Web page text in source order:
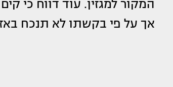
המקור למגזין. עוד דווח כי
אך על פי בקשתו לא תנכח